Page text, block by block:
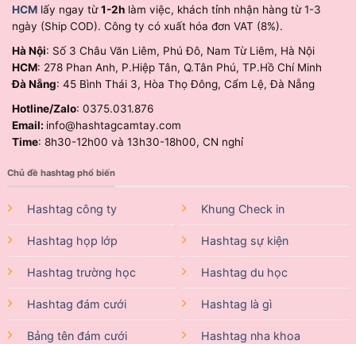
HCM lấy ngay từ1-2h làm việc, khách tỉnh nhận hàng từ 1-3
ngày (Ship COD). Công ty có xuất hóa đơn VAT (8%).
Hà Nội: Số 3 Châu Văn Liêm, Phú Đô, Nam Từ Liêm, Hà Nội
HCM: 278 Phan Anh, P.Hiệp Tân, Q.Tân Phú, TP.Hồ Chí Minh
Đà Nẵng: 45 Bình Thái 3, Hòa Thọ Đông, Cẩm Lệ, Đà Nẵng
Hotline/Zalo: 0375.031.876
Email: info@hashtagcamtay.com
Time: 8h30-12h00 và 13h30-18h00, CN nghỉ
Chủ đề hashtag phổ biến
Hashtag công ty
Hashtag họp lớp
Hashtag trường học
Hashtag đám cưới
Bảng tên đám cưới
Khung Check in
Hashtag sự kiện
Hashtag du học
Hashtag là gì
Hashtag nha khoa